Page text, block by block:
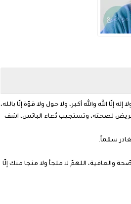
الله والله أكبر، ولا حول ولا قوّة إلّا بالله،
لصحته، وتستجيب دُعاء البائس، اشف
سقماً.
اللهمّ لا ملجأ ولا منجا منك إلّا